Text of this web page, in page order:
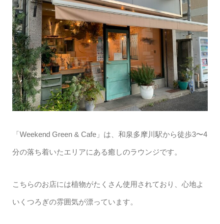
「Weekend Green & Cafe」は、和泉多摩川駅から徒歩3〜4
分の落ち着いたエリアにある癒しのラウンジです。
こちらのお店には植物がたくさん使用されており、心地よ
いくつろぎの雰囲気が漂っています。